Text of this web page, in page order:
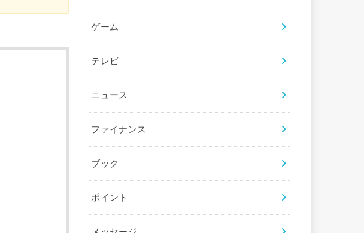
ゲーム
テレビ
ニュース
ファイナンス
ブック
ポイント